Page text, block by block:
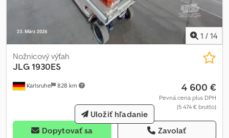
1 / 14
Karlsruhe 828 km
Nožnicový výťah
JLG1930ES
4 600 €
Pevná cena plus DPH
(5 474 € brutto)
Dopytovať sa Zavolať
Uložiť hľadanie